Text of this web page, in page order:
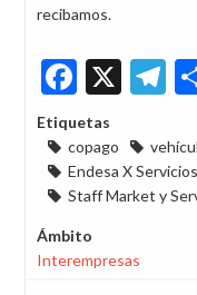
recibamos.
X
Etiquetas
copago
Endesa X Servicios
Staff Market y
Ámbito
Interempresas